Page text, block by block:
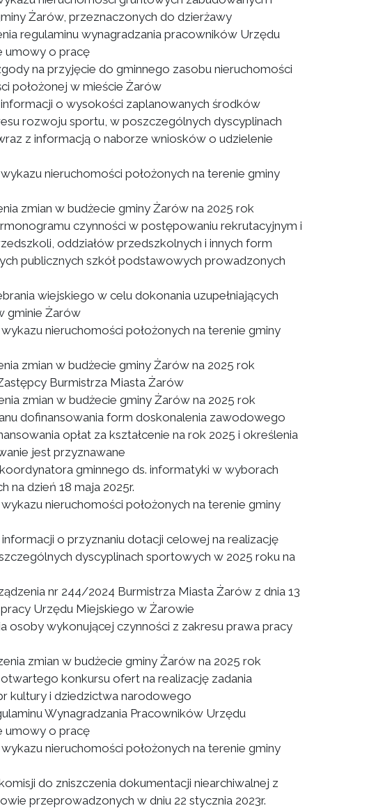
Żarów, przeznaczonych do dzierżawy
regulaminu wynagradzania pracowników Urzędu
umowy o pracę
na przyjęcie do gminnego zasobu nieruchomości
położonej w mieście Żarów
informacji o wysokości zaplanowanych środków
rozwoju sportu, w poszczególnych dyscyplinach
z informacją o naborze wniosków o udzielenie
nieruchomości położonych na terenie gminy
zmian w budżecie gminy Żarów na 2025 rok
czynności w postępowaniu rekrutacyjnym i
oddziałów przedszkolnych i innych form
publicznych szkół podstawowych prowadzonych
wiejskiego w celu dokonania uzupełniających
gminie Żarów
nieruchomości położonych na terenie gminy
zmian w budżecie gminy Żarów na 2025 rok
Burmistrza Miasta Żarów
zmian w budżecie gminy Żarów na 2025 rok
dofinansowania form doskonalenia zawodowego
opłat za kształcenie na rok 2025 i określenia
jest przyznawane
gminnego ds. informatyki w wyborach
na dzień 18 maja 2025r.
nieruchomości położonych na terenie gminy
informacji o przyznaniu dotacji celowej na realizację
dyscyplinach sportowych w 2025 roku na
nr 244/2024 Burmistrza Miasta Żarów z dnia 13
Urzędu Miejskiego w Żarowie
osoby wykonującej czynności z zakresu prawa pracy
zmian w budżecie gminy Żarów na 2025 rok
konkursu ofert na realizację zadania
kultury i dziedzictwa narodowego
Wynagradzania Pracowników Urzędu
umowy o pracę
nieruchomości położonych na terenie gminy
do zniszczenia dokumentacji niearchiwalnej z
przeprowadzonych w dniu 22 stycznia 2023r.